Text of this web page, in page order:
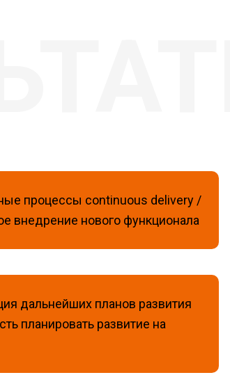
процессы continuous delivery /
внедрение нового функционала
дальнейших планов развития
планировать развитие на